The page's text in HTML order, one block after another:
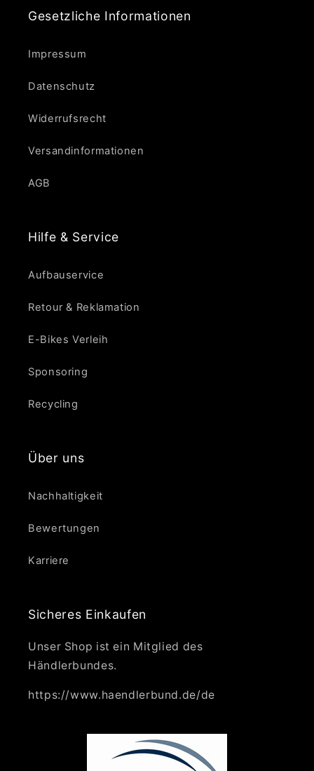
Gesetzliche Informationen
Impressum
Datenschutz
Widerrufsrecht
Versandinformationen
AGB
Hilfe & Service
Aufbauservice
Retour & Reklamation
E-Bikes Verleih
Sponsoring
Recycling
Über uns
Nachhaltigkeit
Bewertungen
Karriere
Sicheres Einkaufen
Unser Shop ist ein Mitglied des
Händlerbundes.
https://www.haendlerbund.de/de